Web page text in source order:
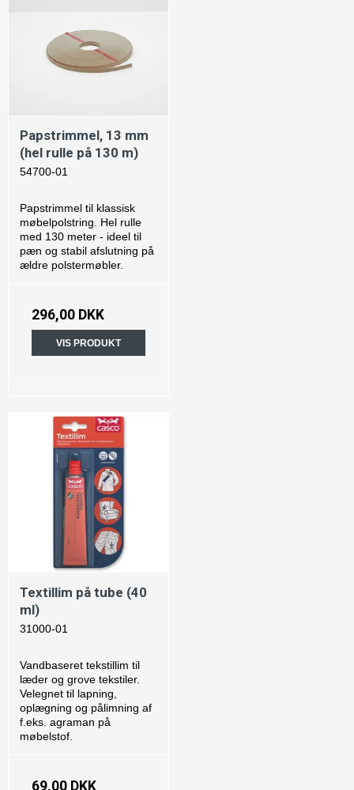
Papstrimmel, 13 mm
(hel rulle på 130 m)
54700-01
Papstrimmel til klassisk
møbelpolstring. Hel rulle
med 130 meter - ideel til
pæn og stabil afslutning på
ældre polstermøbler.
296,00 DKK
VIS PRODUKT
Textillim på tube (40
ml)
31000-01
Vandbaseret tekstillim til
læder og grove tekstiler.
Velegnet til lapning,
oplægning og pålimning af
f.eks. agraman på
møbelstof.
69,00 DKK